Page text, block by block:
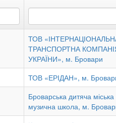
ТОВ
ТРАНСПОРТНА
УКРАЇНИ», м. Бровари
ТОВ «ЕРІДАН», м.
Броварська дитяча міська
музична школа, м.